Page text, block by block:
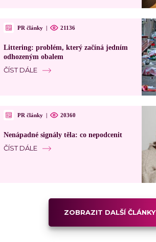
PR články | 21136
Littering: problém, který začíná jedním
odhozeným obalem
ČÍST DÁLE
PR články | 20360
Nenápadné signály těla: co nepodcenit
ČÍST DÁLE
ZOBRAZIT DALŠÍ ČLÁNKY